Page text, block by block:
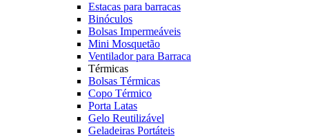
Estacas para barracas
Binóculos
Bolsas Impermeáveis
Mini Mosquetão
Ventilador para Barraca
Térmicas
Bolsas Térmicas
Copo Térmico
Porta Latas
Gelo Reutilizável
Geladeiras Portáteis